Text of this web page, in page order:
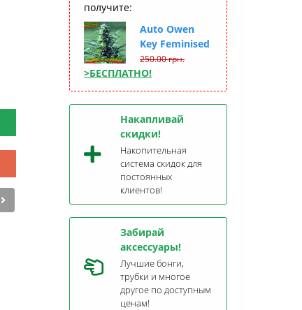
получите:
Auto Owen
Key Feminised
250.00 грн.
>БЕСПЛАТНО!
Накапливай
скидки!
Накопительная
система скидок для
постоянных
клиентов!
Забирай
аксессуары!
Лучшие бонги,
трубки и многое
другое по доступным
ценам!